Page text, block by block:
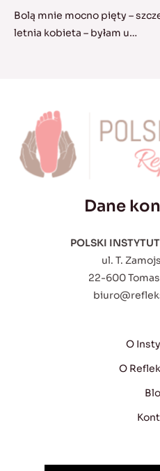
Bolą mnie mocno pięty –
letnia kobieta – byłam u…
Dane
POLSKI
ul. T.
22-600
O
O